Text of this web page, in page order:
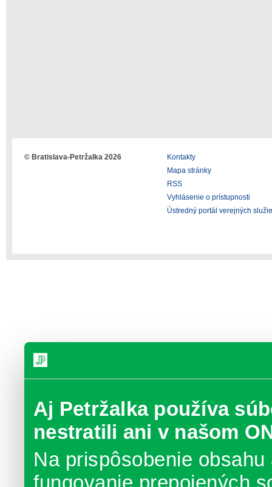
Aj Petržalka používa
nestratili ani v našom
Na prispôsobenie
© Bratislava-Petržalka 2026
Kontakty
Mapa stránky
RSS
Vyhlásenie o prístupnosti
Ústredný portál verejných